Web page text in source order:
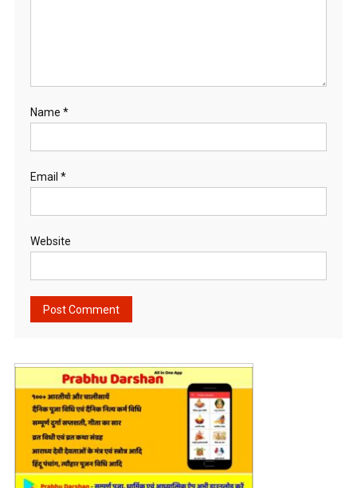
Name *
Email *
Website